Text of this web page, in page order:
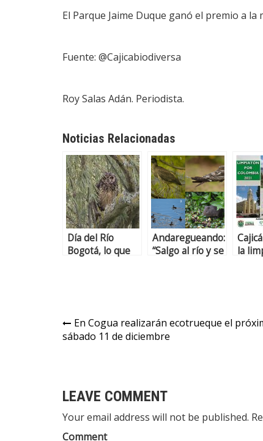
El Parque Jaime Duque ganó el premio a
Fuente: @Cajicabiodiversa
Roy Salas Adán. Periodista.
Noticias Relacionadas
Día del Río
Bogotá, lo que
Andaregueando:
“Salgo al río y se
la
En Cogua realizarán ecotrueque el
sábado 11 de diciembre
LEAVE COMMENT
Your email address will not be published.
Comment